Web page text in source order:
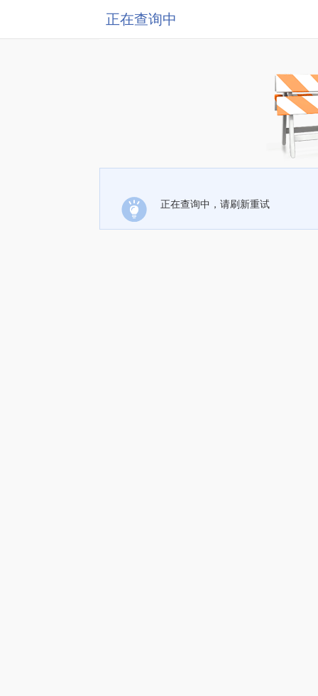
正在查询中
正在查询中，请刷新重试